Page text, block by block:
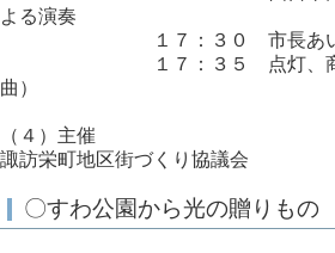
よる演奏
１７：３０ 市長あい
１７：３５ 点灯、商業高
曲）
（４）主催
諏訪栄町地区街づくり協議会
〇すわ公園から光の贈りもの